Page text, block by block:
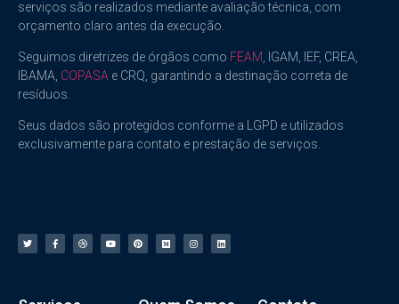
serviços são realizados mediante avaliação técnica, com
orçamento claro antes da execução.
Seguimos diretrizes de órgãos como FEAM , IGAM, IEF, CREA,
IBAMA, COPASA e CRQ, garantindo a destinação correta de
resíduos.
Seus dados são protegidos conforme a LGPD e utilizados
exclusivamente para contato e prestação de serviços.